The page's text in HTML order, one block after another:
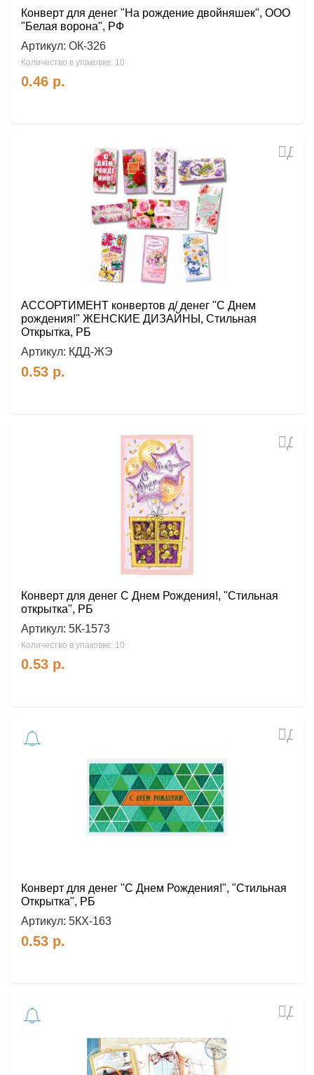
Конверт для денег "На рождение двойняшек", ООО
"Белая ворона", РФ
Артикул: ОК-326
Количество в упаковке: 10
0.46 р.
АССОРТИМЕНТ конвертов д/ денег "С Днем
рождения!" ЖЕНСКИЕ ДИЗАЙНЫ, Стильная
Открытка, РБ
Артикул: КДД-ЖЭ
0.53 р.
Конверт для денег С Днем Рождения!, "Стильная
открытка", РБ
Артикул: 5К-1573
Количество в упаковке: 10
0.53 р.
Конверт для денег "С Днем Рождения!", "Стильная
Открытка", РБ
Артикул: 5КХ-163
0.53 р.